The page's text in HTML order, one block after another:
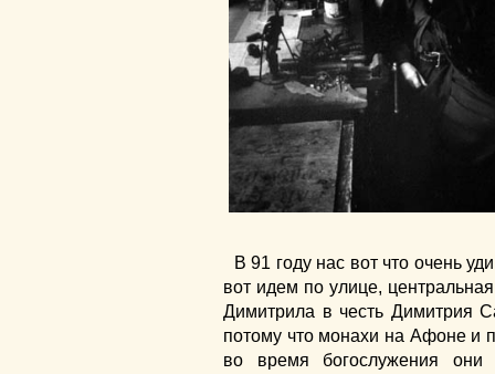
В 91 году нас вот что очень
вот идем по улице,
Димитрила в честь Димитрия
потому что монахи на Афоне и
во время богослужения